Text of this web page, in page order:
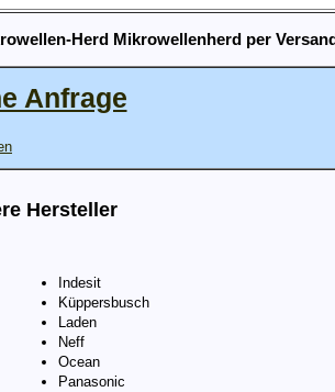
Herd Mikrowellenherd per
Anfrage
Hersteller
Indesit
Küppersbusch
Laden
Neff
Ocean
Panasonic